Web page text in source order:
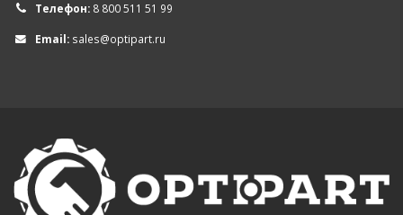
Телефон: 8 800 511 51 99
Email: sales@optipart.ru